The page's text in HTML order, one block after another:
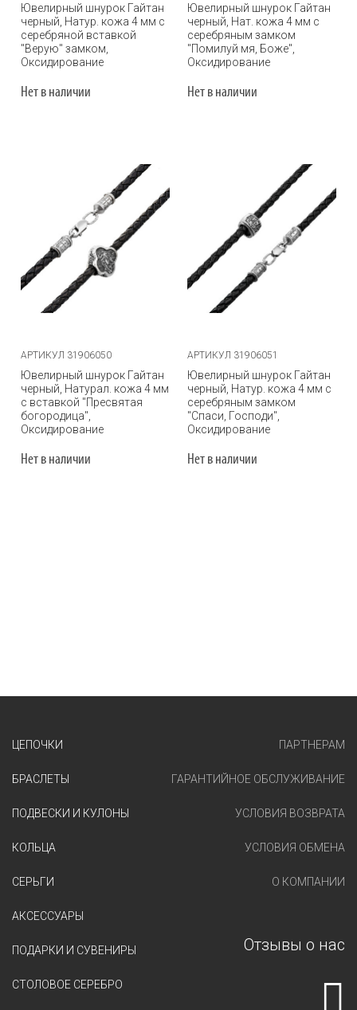
Ювелирный шнурок Гайтан
черный, Натур. кожа 4 мм с
серебряной вставкой
"Верую" замком,
Оксидирование
Нет в наличии
Ювелирный шнурок Гайтан
черный, Нат. кожа 4 мм с
серебряным замком
"Помилуй мя, Боже",
Оксидирование
Нет в наличии
АРТИКУЛ 31906050
Ювелирный шнурок Гайтан
черный, Натурал. кожа 4 мм
с вставкой "Пресвятая
богородица",
Оксидирование
Нет в наличии
АРТИКУЛ 31906051
Ювелирный шнурок Гайтан
черный, Натур. кожа 4 мм с
серебряным замком
"Спаси, Господи",
Оксидирование
Нет в наличии
ЦЕПОЧКИ
БРАСЛЕТЫ
ПОДВЕСКИ И КУЛОНЫ
КОЛЬЦА
СЕРЬГИ
АКСЕССУАРЫ
ПОДАРКИ И СУВЕНИРЫ
СТОЛОВОЕ СЕРЕБРО
ПАРТНЕРАМ
ГАРАНТИЙНОЕ ОБСЛУЖИВАНИЕ
УСЛОВИЯ ВОЗВРАТА
УСЛОВИЯ ОБМЕНА
О КОМПАНИИ
Отзывы о нас